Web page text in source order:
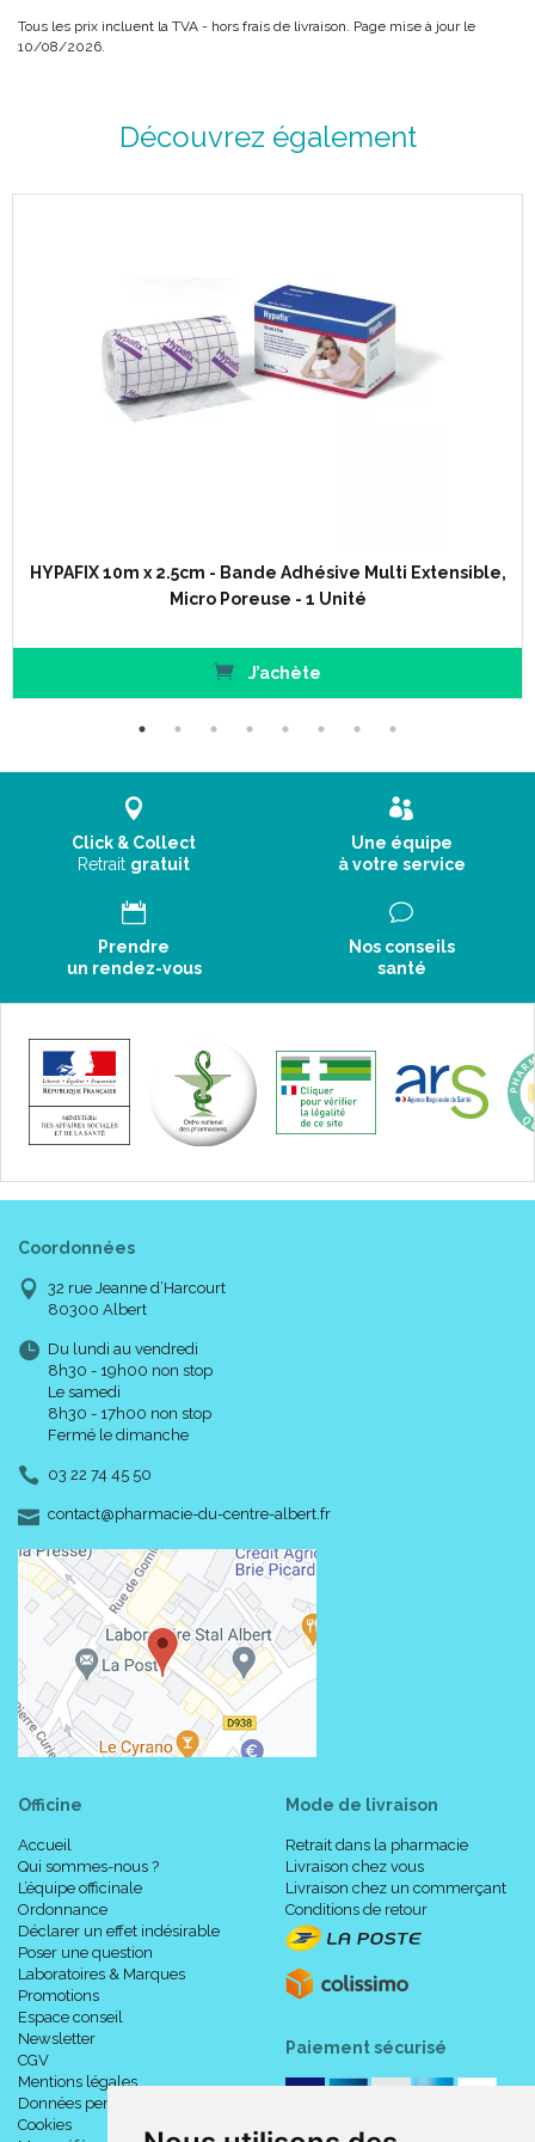
Tous les prix incluent la TVA - hors frais de livraison. Page mise à jour le
10/08/2026.
Découvrez également
HYPAFIX 10m x 2.5cm - Bande Adhésive Multi Extensible,
Micro Poreuse - 1 Unité
J’achète
Click & Collect
Retrait gratuit
Une équipe
à votre service
Prendre
un rendez-vous
Nos conseils
santé
Coordonnées
32 rue Jeanne d’Harcourt
80300 Albert
Du lundi au vendredi
8h30 - 19h00 non stop
Le samedi
8h30 - 17h00 non stop
Fermé le dimanche
03 22 74 45 50
contact-
@-
pharmacie-du-centre-albert.fr
Officine
Accueil
Qui sommes-nous ?
L’équipe officinale
Ordonnance
Déclarer un effet indésirable
Poser une question
Laboratoires & Marques
Promotions
Espace conseil
Newsletter
CGV
Mentions légales
Données personnelles
Cookies
Mode de livraison
Retrait dans la pharmacie
Livraison chez vous
Livraison chez un commerçant
Conditions de retour
Paiement sécurisé